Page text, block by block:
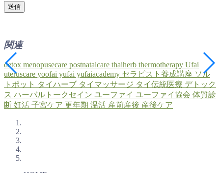
関連
detox menopusecare postnatalcare thaiherb thermotherapy Ufai
uteruscare yoofai yufai yufaiacademy セラピスト養成講座 ソル
トポット タイハーブ タイマッサージ タイ伝統医療 デトック
ス ハーバルトークセイン ユーファイ ユーファイ協会 体質診
断 妊活 子宮ケア 更年期 温活 産前産後 産後ケア